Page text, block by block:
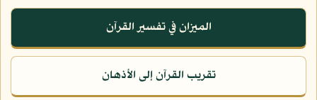
الميزان في تفسير القرآن
تقريب القرآن إلى الأذهان